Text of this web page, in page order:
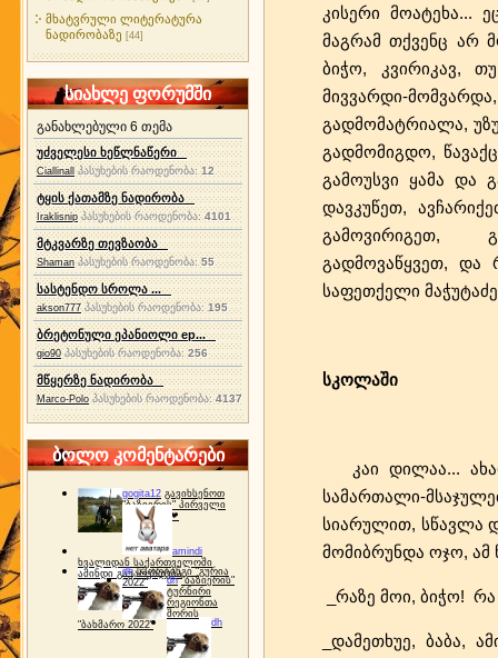
მხატვრული ლიტერატურა
ნადირობაზე [44]
სიახლე ფორუმში
განახლებული 6 თემა
უძველესი ხეწლნაწერი
Ciallinall პასუხების რაოდენობა:12
ტყის ქათამზე ნადირობა
Iraklisnip პასუხების რაოდენობა: 4101
მტკვარზე თევზაობა
Shaman პასუხების რაოდენობა:55
სასტენდო სროლა ...
akson777 პასუხების რაოდენობა:195
ბრეტონული ეპანიოლი ep...
gio90 პასუხების რაოდენობა:256
მწყერზე ნადირობა
Marco-Polo პასუხების რაოდენობა:4137
ბოლო კომენტარები
gogita12 გავიხსენოთ
"ბაზიერის" პირველი
ტურნირი ❤
amindi
ხვალიდან საქართველოში
ამინდი გაუარესდება
dh სპორტინგი "გურია
2022"
dh "ბაზიერის"
ტურნირი
რეგიონთა
შორის
"ბახმარო 2022"
dh
კისერი მოატეხა...
მაგრამ თქვენც არ
ბიჭო, კვირიკავ,
მივვარდი-
გადმომატრიალა,
გადმომიგდო,
გამოუსვი ყამა და
დავკუწეთ,
გამოვირიგეთ,
გადმოვაწყვეთ, და
საფეთქელი
სკოლაში
კაი დილაა...
სამართალი-
სიარულით, სწავლა
მომიბრუნდა ოჯო, ამ
_რაზე მოი, ბიჭო!
_დამეთხუე, ბაბა,